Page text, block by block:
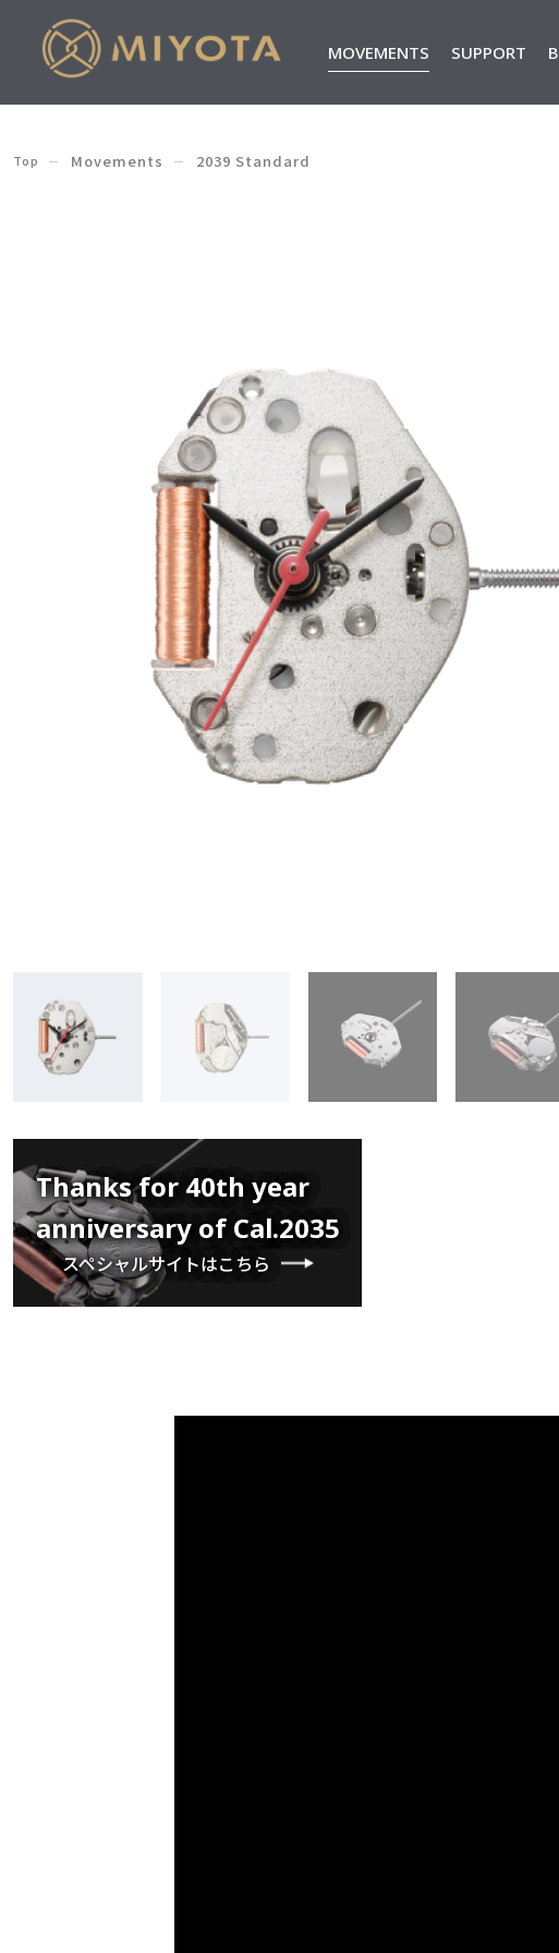
MOVEMENTS SUPPORT
Top Movements 2039 Standard
Thanks for 40th year
anniversary of Cal.2035
スペシャルサイトはこちら